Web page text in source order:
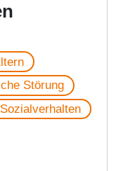
Störung
Sozialverhalten